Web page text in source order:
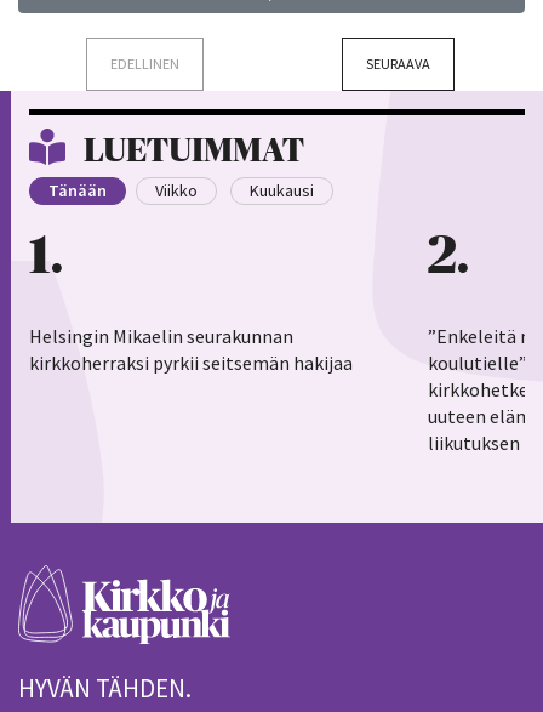
EDELLINEN SEURAAVA
LUETUIMMAT
Tänään Viikko Kuukausi
1
Helsingin Mikaelin seurakunnan
kirkkoherraksi pyrkii seitsemän hakijaa
2
”Enkeleitä
koulutielle”–
uuteen
liikutuksen
HYVÄN TÄHDEN.